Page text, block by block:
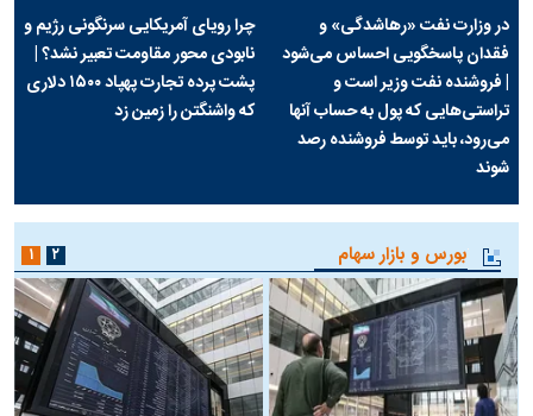
در وزارت نفت «رهاشدگی» و
فقدان پاسخگویی احساس می‌شود
| فروشنده نفت وزیر است و
تراستی‌هایی که پول به حساب آنها
می‌رود، باید توسط فروشنده رصد
شوند
چرا رویای آمریکایی سرنگونی رژیم و
نابودی محور مقاومت تعبیر نشد؟ |
پشت پرده تجارت پهپاد‌ ۱۵۰۰ دلاری
که واشنگتن را زمین زد
بورس و بازار سهام ۱ ۲